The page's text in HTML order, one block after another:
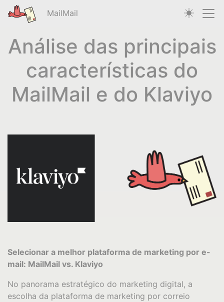
MailMail
Análise das principais
características do
MailMail e do Klaviyo
Selecionar a melhor plataforma de marketing por e-
mail: MailMail vs. Klaviyo
No panorama estratégico do marketing digital, a
escolha da plataforma de marketing por correio